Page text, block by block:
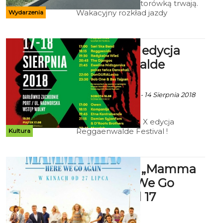
Wydarzenia
Wakacje z wąskotorówką trwają.
Wakacyjny rozkład jazdy
Przewóz rowerów za DARMO.
Kultura
Darłowo: X edycja
Reggaenwalde
Festival
Ekoszalin z mat. inf. - 14 Sierpnia 2018
godz. 2:27
W piątek startuje X edycja
Reggaenwalde Festival !
Kryterium: „Mamma
Mia: Here We Go
Again!"- od 17
sierpnia